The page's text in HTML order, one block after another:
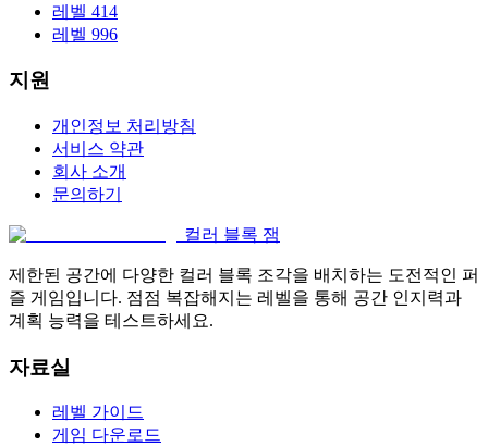
레벨 414
레벨 996
지원
개인정보 처리방침
서비스 약관
회사 소개
문의하기
컬러 블록 잼
제한된 공간에 다양한 컬러 블록 조각을 배치하는 도전적인 퍼
즐 게임입니다. 점점 복잡해지는 레벨을 통해 공간 인지력과
계획 능력을 테스트하세요.
자료실
레벨 가이드
게임 다운로드